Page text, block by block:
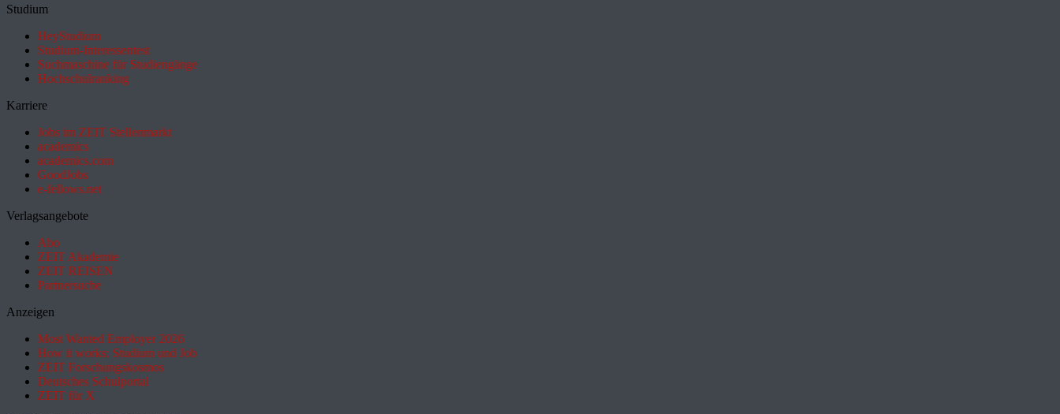
Studium
HeyStudium
Studium-Interessentest
Suchmaschine für Studiengänge
Hochschulranking
Karriere
Jobs im ZEIT Stellenmarkt
academics
academics.com
GoodJobs
e-fellows.net
Verlagsangebote
Abo
ZEIT Akademie
ZEIT REISEN
Partnersuche
Anzeigen
Most Wanted Employer 2026
How it works: Studium und Job
ZEIT Forschungskosmos
Deutsches Schulportal
ZEIT für X